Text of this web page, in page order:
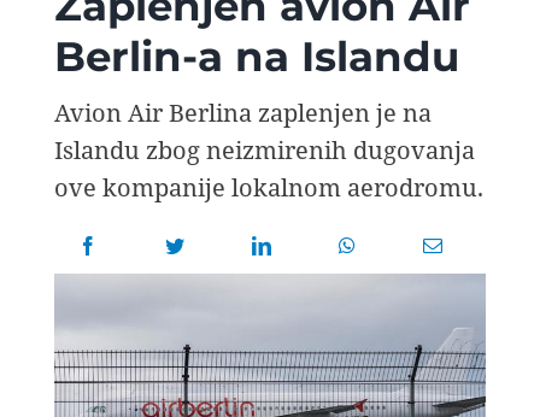
AVIOPEDIA
SPECIJAL
FOTO PRIČA
AGENT
Search
Berlin-a na Islandu
Avion Air Berlina zaplenjen je na
Islandu zbog neizmirenih dugovanja
ove kompanije lokalnom aerodromu.